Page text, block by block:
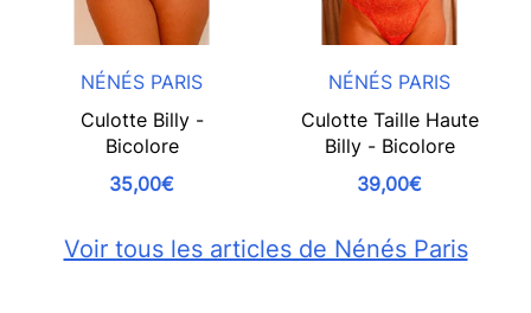
NÉNÉS PARIS
Culotte Billy -
Bicolore
35,00€
NÉNÉS PARIS
Culotte Taille Haute
Billy - Bicolore
39,00€
Voir tous les articles de Nénés Paris